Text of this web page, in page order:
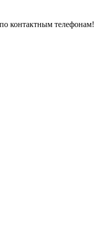
контактным телефонам!